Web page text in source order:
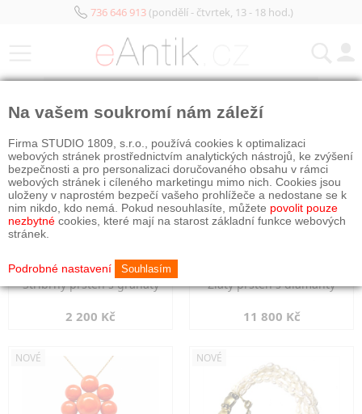
736 646 913(pondělí - čtvrtek, 13 - 18 hod.)
Stříbrný prsten s granáty
2 200 Kč
Zlatý prsten s diamanty
11 800 Kč
NOVÉ NOVÉ
Na vašem soukromí nám záleží
Firma STUDIO 1809, s.r.o., používá cookies k optimalizaci
webových stránek prostřednictvím analytických nástrojů, ke zvýšení
bezpečnosti a pro personalizaci doručovaného obsahu v rámci
webových stránek i cíleného marketingu mimo nich. Cookies jsou
uloženy v naprostém bezpečí vašeho prohlížeče a nedostane se k
nim nikdo, kdo nemá. Pokud nesouhlasíte, můžete povolit pouze
nezbytné cookies, které mají na starost základní funkce webových
stránek.
Podrobné nastavení Souhlasím